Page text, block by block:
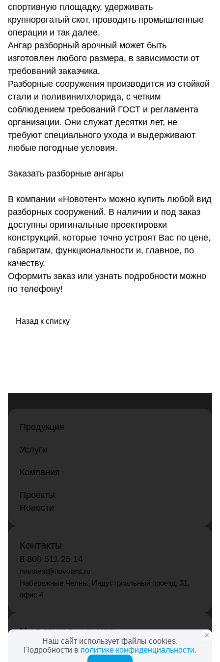
спортивную площадку, удерживать
крупнорогатый скот, проводить промышленные
операции и так далее.
Ангар разборный арочный может быть
изготовлен любого размера, в зависимости от
требований заказчика.
Разборные сооружения производится из стойкой
стали и поливинилхлорида, с четким
соблюдением требований ГОСТ и регламента
организации. Они служат десятки лет, не
требуют специального ухода и выдерживают
любые погодные условия.
Заказать разборные ангары
В компании «Новотент» можно купить любой вид
разборных сооружений. В наличии и под заказ
доступны оригинальные проектировки
конструкций, которые точно устроят Вас по цене,
габаритам, функциональности и, главное, по
качеству.
Оформить заказ или узнать подробности можно
по телефону!
Назад к списку
Наш сайт использует файлы cookies.
Подробности в политике конфиденциальности.
Продукция
Услуги
Компания
Проекты
Новости
Контакты
8 800 511 25 14
novotent@novotent.ru
Набережные Челны, Индустриальный проезд, 31,
офис 4
Мы в социальных сетях